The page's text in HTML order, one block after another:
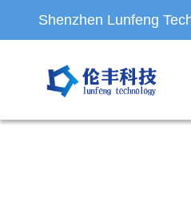
Shenzhen Lunfeng